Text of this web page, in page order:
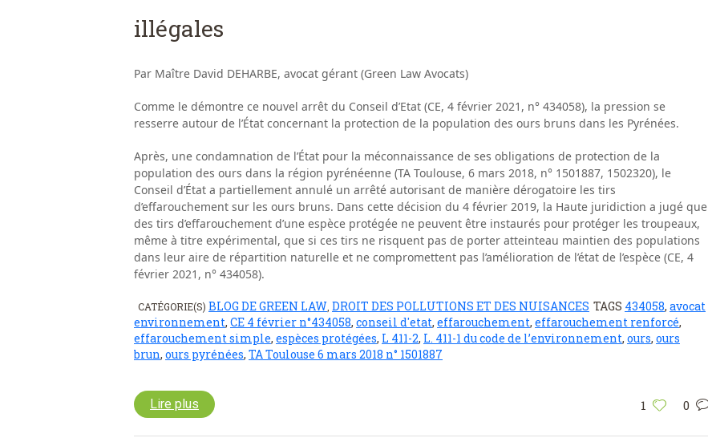
illégales
Par Maître David DEHARBE, avocat gérant (Green Law Avocats)
Comme le démontre ce nouvel arrêt du Conseil d’Etat (CE, 4 février 2021, n° 434058), la pression se
resserre autour de l’État concernant la protection de la population des ours bruns dans les Pyrénées.
Après, une condamnation de l’État pour la méconnaissance de ses obligations de protection de la
population des ours dans la région pyrénéenne (TA Toulouse, 6 mars 2018, n° 1501887, 1502320), le
Conseil d’État a partiellement annulé un arrêté autorisant de manière dérogatoire les tirs
d’effarouchement sur les ours bruns. Dans cette décision du 4 février 2019, la Haute juridiction a jugé que
des tirs d’effarouchement d’une espèce protégée ne peuvent être instaurés pour protéger les troupeaux,
même à titre expérimental, que si ces tirs ne risquent pas de porter atteinteau maintien des populations
dans leur aire de répartition naturelle et ne compromettent pas l’amélioration de l’état de l’espèce (CE, 4
février 2021, n° 434058).
CATÉGORIE(S) BLOG DE GREEN LAW DROIT DES POLLUTIONS ET DES NUISANCES TAGS 434058, avocat
environnement, CE 4 février n°434058, conseil d'etat, effarouchement, effarouchement renforcé,
effarouchement simple, espèces protégées, L 411-2, L. 411-1 du code de l’environnement, ours, ours
brun, ours pyrénées, TA Toulouse 6 mars 2018 n° 1501887
1 0
Lire plus